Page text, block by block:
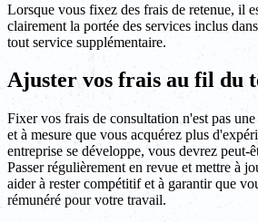
Lorsque vous fixez des frais de retenue, il
clairement la portée des services inclus
tout service supplémentaire.
Ajuster vos frais au fil du
Fixer vos frais de consultation n'est pas
et à mesure que vous acquérez plus
entreprise se développe, vous devrez peut-
Passer régulièrement en revue et mettre à
aider à rester compétitif et à garantir que
rémunéré pour votre travail.